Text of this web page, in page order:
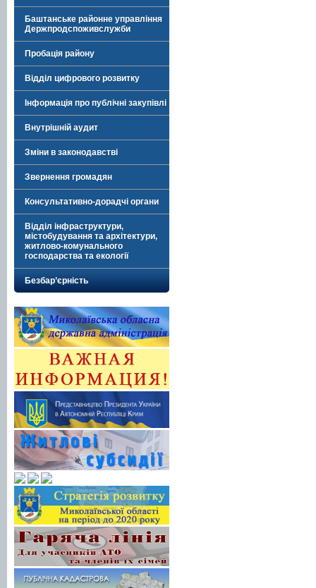
Баштанське районне управління
Держпродспоживслужби
Пробація району
Відділ цифрового розвитку
Інформація про публічні закупівлі
Внутрішній аудит
Зміни в законодавстві
Звернення громадян
Консультативно-дорадчі органи
Відділ інфраструктури,
містобудування та архітектури,
житлово-комунального
господарства та екології
Безбар’єрність